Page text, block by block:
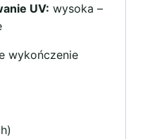
UV: wysoka –
wykończenie